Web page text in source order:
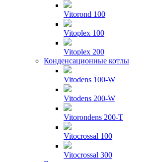
Vitorond 100
Vitoplex 100
Vitoplex 200
Конденсационные котлы
Vitodens 100-W
Vitodens 200-W
Vitorondens 200-T
Vitocrossal 100
Vitocrossal 300